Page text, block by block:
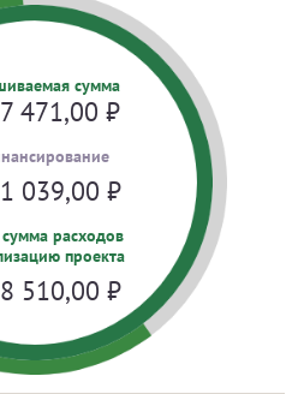
сумма
471,00 ₽
039,00 ₽
расходов
проекта
510,00 ₽